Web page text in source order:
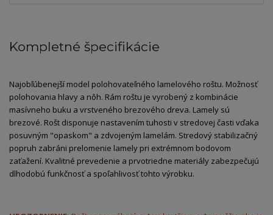
Kompletné špecifikácie
Najobľúbenejší model polohovateľného lamelového roštu. Možnosť
polohovania hlavy a nôh. Rám roštu je vyrobený z kombinácie
masívneho buku a vrstveného brezového dreva. Lamely sú
brezové. Rošt disponuje nastavením tuhosti v stredovej časti vďaka
posuvným "opaskom" a zdvojeným lamelám. Stredový stabilizačný
popruh zabráni prelomenie lamely pri extrémnom bodovom
zaťažení. Kvalitné prevedenie a prvotriedne materiály zabezpečujú
dlhodobú funkčnosť a spoľahlivosť tohto výrobku.